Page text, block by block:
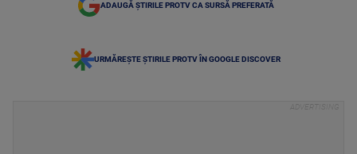
ADAUGĂ ȘTIRILE PROTV CA SURSĂ PREFERATĂ
URMĂREȘTE ȘTIRILE PROTV ÎN GOOGLE DISCOVER